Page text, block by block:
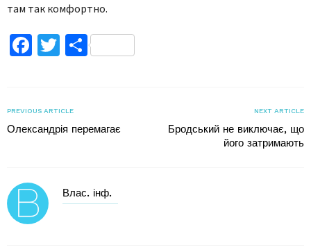
там так комфортно.
Facebook
TwitterПоділитися
PREVIOUS ARTICLE
Олександрія перемагає
NEXT ARTICLE
Бродський не виключає, що
його затримають
Влас. інф.